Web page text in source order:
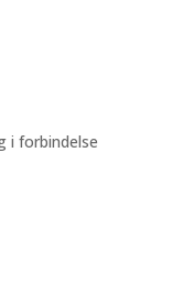
i forbindelse